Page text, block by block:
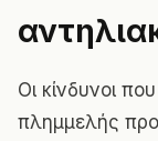
Οι κίνδυνοι
πλημμελής